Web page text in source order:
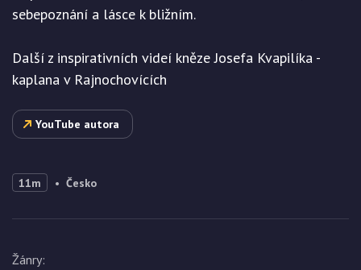
sebepoznání a lásce k bližním.
Další z inspirativních videí kněze Josefa Kvapilíka -
kaplana v Rajnochovících
YouTube autora
11m Česko
Žánry: